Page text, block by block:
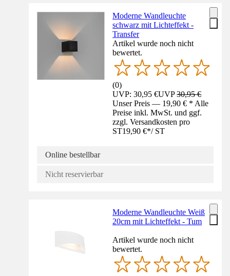
Moderne Wandleuchte
schwarz mit Lichteffekt -
Transfer
Artikel wurde noch nicht
bewertet.
(0)
UVP: 30,95 €UVP30,95 €
Unser Preis — 19,90 € * Alle
Preise inkl. MwSt. und ggf.
zzgl. Versandkosten pro
ST19,90 €*/ ST
Online bestellbar
Nicht reservierbar
Moderne Wandleuchte Weiß
20cm mit Lichteffekt - Tum
Artikel wurde noch nicht
bewertet.